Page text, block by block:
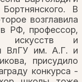
В
возглавила
РФ, профессор,
искусств и
ВлГУ им. А.Г. и
присудило
конкурса -